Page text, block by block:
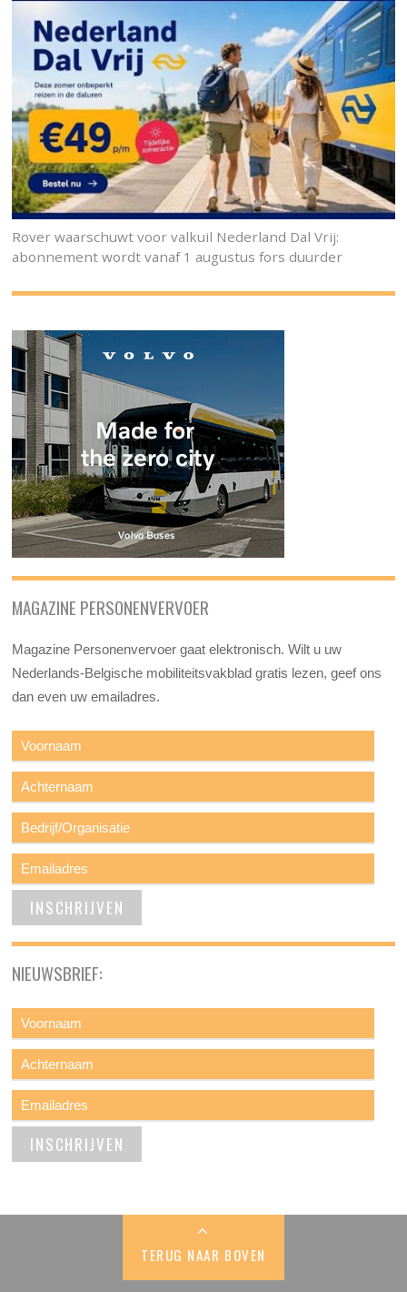
Rover waarschuwt voor valkuil Nederland Dal Vrij:
abonnement wordt vanaf 1 augustus fors duurder
MAGAZINE PERSONENVERVOER
Magazine Personenvervoer gaat elektronisch. Wilt u uw
Nederlands-Belgische mobiliteitsvakblad gratis lezen, geef ons
dan even uw emailadres.
NIEUWSBRIEF:
TERUG NAAR BOVEN